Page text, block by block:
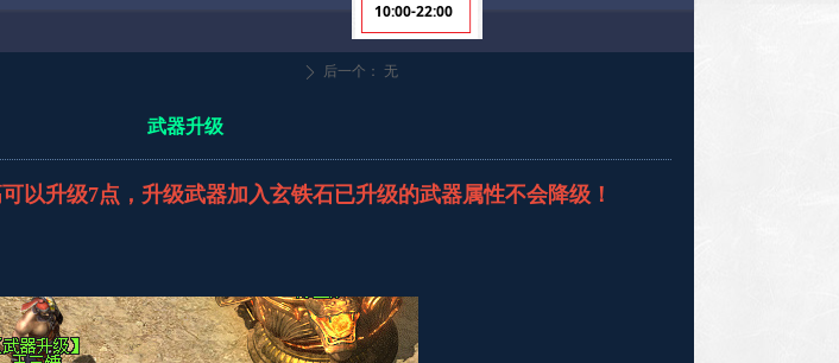
10:00-22:00
武器升级
以升级7点，升级武器加入玄铁石已升级的武器属性不会降级！
ꄲ 后一个： 无